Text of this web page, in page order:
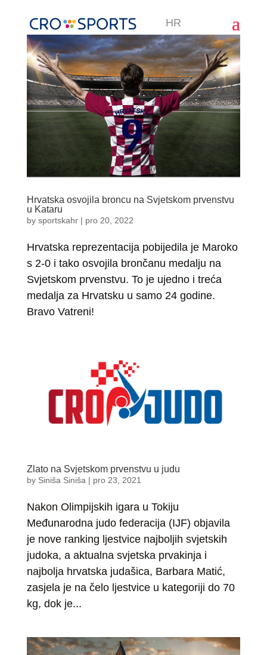
HR
Hrvatska osvojila broncu na Svjetskom prvenstvu
u Kataru
by sportskahr| pro 20, 2022
Hrvatska reprezentacija pobijedila je Maroko
s 2-0 i tako osvojila brončanu medalju na
Svjetskom prvenstvu. To je ujedno i treća
medalja za Hrvatsku u samo 24 godine.
Bravo Vatreni!
Zlato na Svjetskom prvenstvu u judu
by Siniša Siniša| pro 23, 2021
Nakon Olimpijskih igara u Tokiju
Međunarodna judo federacija (IJF) objavila
je nove ranking ljestvice najboljih svjetskih
judoka, a aktualna svjetska prvakinja i
najbolja hrvatska judašica, Barbara Matić,
zasjela je na čelo ljestvice u kategoriji do 70
kg, dok je...